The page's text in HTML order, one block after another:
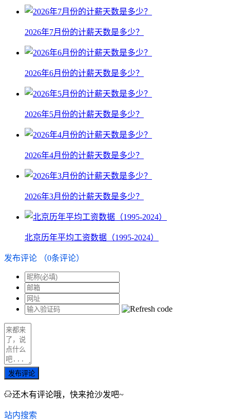
2026年7月份的计薪天数是多少？
2026年6月份的计薪天数是多少？
2026年5月份的计薪天数是多少？
2026年4月份的计薪天数是多少？
2026年3月份的计薪天数是多少？
北京历年平均工资数据（1995-2024）
发布评论 （0条评论）
发布评论
还木有评论哦，快来抢沙发吧~
站内搜索